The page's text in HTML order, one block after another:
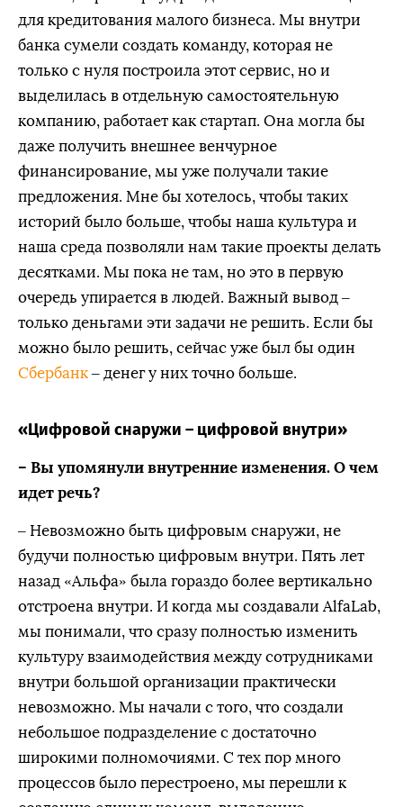
для кредитования малого бизнеса. Мы внутри
банка сумели создать команду, которая не
только с нуля построила этот сервис, но и
выделилась в отдельную самостоятельную
компанию, работает как стартап. Она могла бы
даже получить внешнее венчурное
финансирование, мы уже получали такие
предложения. Мне бы хотелось, чтобы таких
историй было больше, чтобы наша культура и
наша среда позволяли нам такие проекты делать
десятками. Мы пока не там, но это в первую
очередь упирается в людей. Важный вывод –
только деньгами эти задачи не решить. Если бы
можно было решить, сейчас уже был бы один
Сбербанк– денег у них точно больше.
«Цифровой снаружи – цифровой внутри»
– Вы упомянули внутренние изменения. О чем
идет речь?
– Невозможно быть цифровым снаружи, не
будучи полностью цифровым внутри. Пять лет
назад «Альфа» была гораздо более вертикально
отстроена внутри. И когда мы создавали AlfaLab,
мы понимали, что сразу полностью изменить
культуру взаимодействия между сотрудниками
внутри большой организации практически
невозможно. Мы начали с того, что создали
небольшое подразделение с достаточно
широкими полномочиями. С тех пор много
процессов было перестроено, мы перешли к